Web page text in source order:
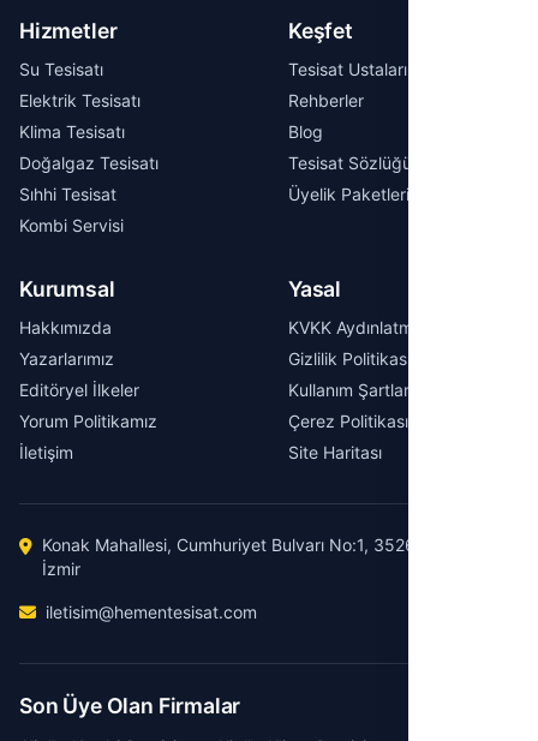
Hizmetler
Su Tesisatı
Elektrik Tesisatı
Klima Tesisatı
Doğalgaz Tesisatı
Sıhhi Tesisat
Kombi Servisi
Keşfet
Tesisat Ustaları
Rehberler
Blog
Tesisat Sözlüğü
Üyelik Paketleri
Kurumsal
Hakkımızda
Yazarlarımız
Editöryel İlkeler
Yorum Politikamız
İletişim
Yasal
KVKK Aydınlatma Metni
Gizlilik Politikası
Kullanım Şartları
Çerez Politikası
Site Haritası
Konak Mahallesi, Cumhuriyet Bulvarı No:1, 35260 Konak /
İzmir
iletisim@hementesisat.com
Son Üye Olan Firmalar